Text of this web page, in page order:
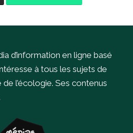
d’information en ligne basé
à tous les sujets de
de l’écologie. Ses contenus